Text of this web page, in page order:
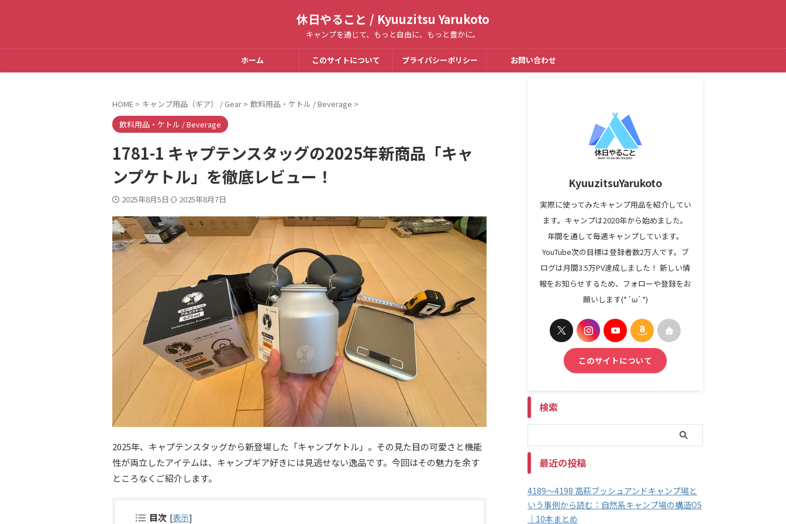
休日やること / Kyuuzitsu Yarukoto
キャンプを通じて、もっと自由に、もっと豊かに。
ホーム このサイトについて プライバシーポリシー お問い合わせ
HOME > キャンプ用品（ギア） / Gear > 飲料用品・ケトル / Beverage >
飲料用品・ケトル / Beverage
1781-1 キャプテンスタッグの2025年新商品「キャ
ンプケトル」を徹底レビュー！
2025年8月5日 2025年8月7日
2025年、キャプテンスタッグから新登場した「キャンプケトル」。その見た目の可愛さと機能
性が両立したアイテムは、キャンプギア好きには見逃せない逸品です。今回はその魅力を余す
ところなくご紹介します。
目次 [表示]
KyuuzitsuYarukoto
実際に使ってみたキャンプ用品を紹介してい
ます。キャンプは2020年から始めました。
年間を通して毎週キャンプしています。
YouTube次の目標は登録者数2万人です。ブ
ログは月間3.5万PV達成しました！ 新しい情
報をお知らせするため、フォローや登録をお
願いします(*´ω`*)
このサイトについて
検索
最近の投稿
4189～4198 高萩ブッシュアンドキャンプ場と
いう事例から読む：自然系キャンプ場の構造OS
｜10本まとめ